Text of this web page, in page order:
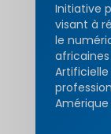
Initiative
visant à
le
Artificielle
Amérique